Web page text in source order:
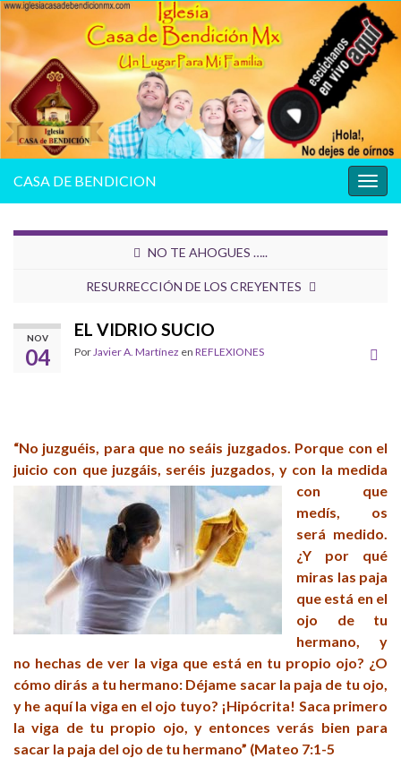
la
CASA DE BENDICION
NO TE AHOGUES …..
RESURRECCIÓN DE LOS CREYENTES
NOV
04
EL VIDRIO SUCIO
Por Javier A. Martínez en REFLEXIONES
“No juzguéis, para que no seáis juzgados. Porque con el
juicio con que juzgáis, seréis juzgados, y con la medida
con que
medís, os
será medido.
¿Y por qué
miras las paja
que está en el
ojo de tu
hermano, y
no hechas de ver la viga que está en tu propio ojo? ¿O
cómo dirás a tu hermano: Déjame sacar la paja de tu ojo,
y he aquí la viga en el ojo tuyo? ¡Hipócrita! Saca primero
la viga de tu propio ojo, y entonces verás bien para
sacar la paja del ojo de tu hermano” (Mateo 7:1-5